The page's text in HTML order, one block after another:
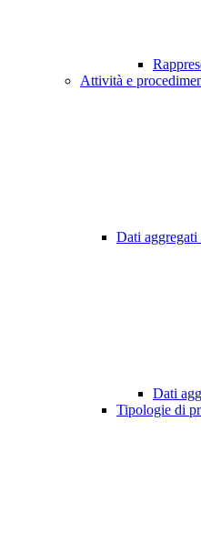
Attività e
Dati
Dati
Tipologie di